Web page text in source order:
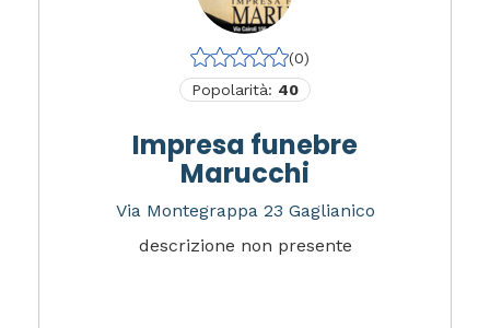
(0)
Popolarità: 40
Impresa funebre
Marucchi
Via Montegrappa 23 Gaglianico
descrizione non presente